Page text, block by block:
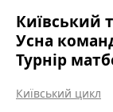
Київський
Усна
Турнір
Київський цикл